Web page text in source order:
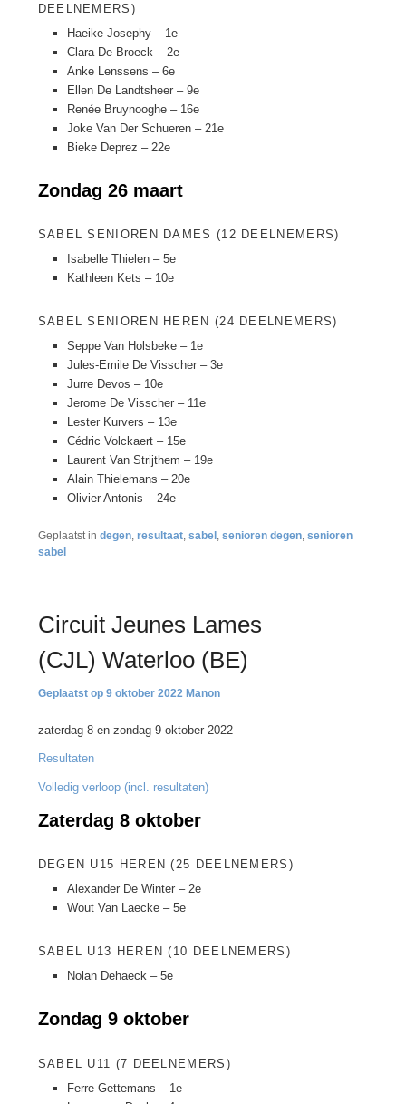
DEELNEMERS)
Haeike Josephy – 1e
Clara De Broeck – 2e
Anke Lenssens – 6e
Ellen De Landtsheer – 9e
Renée Bruynooghe – 16e
Joke Van Der Schueren – 21e
Bieke Deprez – 22e
Zondag 26 maart
SABEL SENIOREN DAMES (12 DEELNEMERS)
Isabelle Thielen – 5e
Kathleen Kets – 10e
SABEL SENIOREN HEREN (24 DEELNEMERS)
Seppe Van Holsbeke – 1e
Jules-Emile De Visscher – 3e
Jurre Devos – 10e
Jerome De Visscher – 11e
Lester Kurvers – 13e
Cédric Volckaert – 15e
Laurent Van Strijthem – 19e
Alain Thielemans – 20e
Olivier Antonis – 24e
Geplaatst in degen, resultaat, sabel, senioren degen, senioren
sabel
Circuit Jeunes Lames
(CJL) Waterloo (BE)
9 oktober 2022 Manon
zaterdag 8 en zondag 9 oktober 2022
Resultaten
Volledig verloop (incl. resultaten)
Zaterdag 8 oktober
DEGEN U15 HEREN (25 DEELNEMERS)
Alexander De Winter – 2e
Wout Van Laecke – 5e
SABEL U13 HEREN (10 DEELNEMERS)
Nolan Dehaeck – 5e
Zondag 9 oktober
SABEL U11 (7 DEELNEMERS)
Ferre Gettemans – 1e